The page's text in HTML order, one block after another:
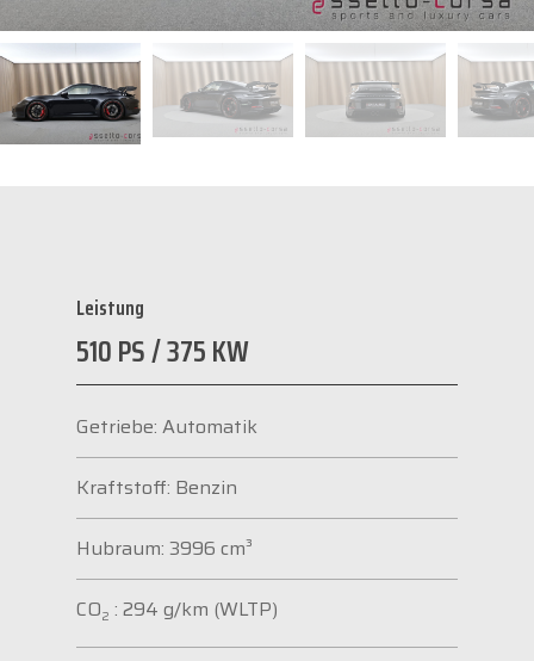
Leistung
510 PS / 375 KW
Getriebe: Automatik
Kraftstoff: Benzin
Hubraum: 3996 cm³
CO2 : 294 g/km (WLTP)